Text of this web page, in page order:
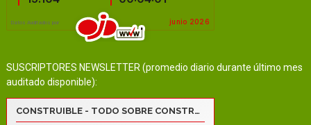
SUSCRIPTORES NEWSLETTER (promedio diario durante último mes
auditado disponible):